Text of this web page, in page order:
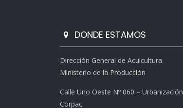
DONDE ESTAMOS
Dirección General de Acuicultura
Ministerio de la Producción
Calle Uno Oeste Nº 060 – Urbanización
Corpac